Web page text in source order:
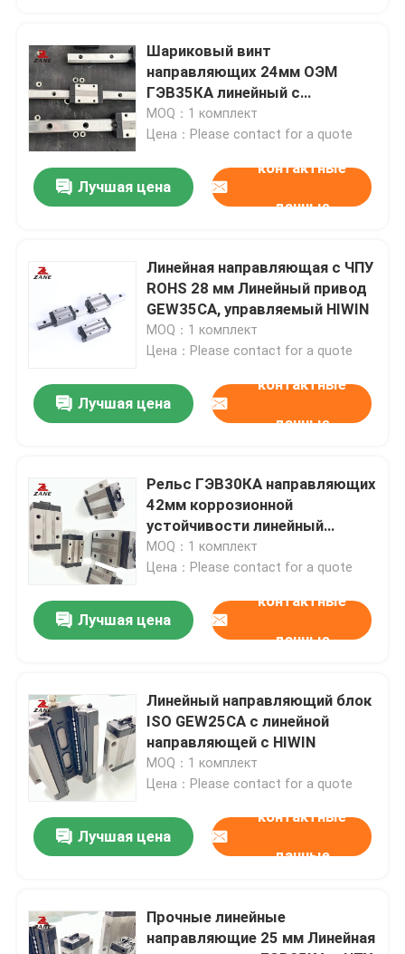
Главная страница
Шариковый винт
направляющих 24мм ОЭМ
ГЭВ35КА линейный с
линейным проводником
MOQ：1 комплект
Цена：Please contact for a quote
Лучшая цена
контактные
данные
Линейная направляющая с ЧПУ
ROHS 28 мм Линейный привод
GEW35CA, управляемый HIWIN
MOQ：1 комплект
Цена：Please contact for a quote
Лучшая цена
контактные
данные
Рельс ГЭВ30КА направляющих
42мм коррозионной
устойчивости линейный
круговой линейный
MOQ：1 комплект
Цена：Please contact for a quote
Лучшая цена
контактные
данные
Линейный направляющий блок
ISO GEW25CA с линейной
направляющей с HIWIN
MOQ：1 комплект
Цена：Please contact for a quote
Лучшая цена
контактные
данные
Прочные линейные
направляющие 25 мм Линейная